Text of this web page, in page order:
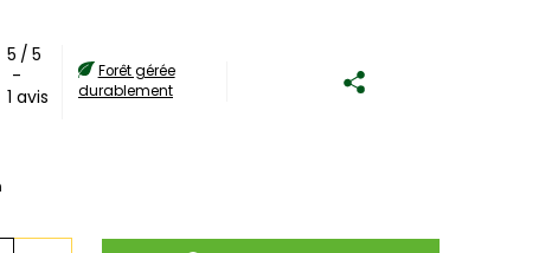
5 / 5
-
1 avis
Forêt gérée
durablement